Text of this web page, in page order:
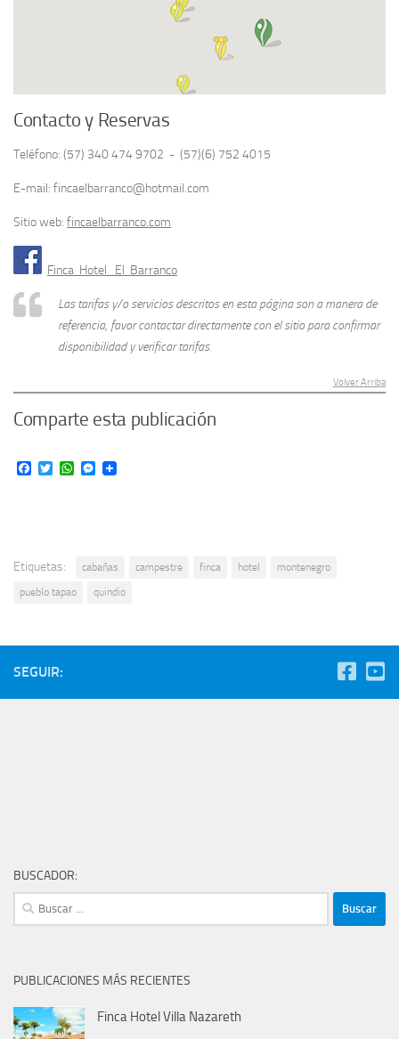
Contacto y Reservas
Teléfono: (57) 340 474 9702 - (57)(6) 752 4015
E-mail: fincaelbarranco@hotmail.com
Sitio web: fincaelbarranco.com
Finca Hotel El Barranco
Las tarifas y/o servicios descritos en esta página son a manera de
referencia, favor contactar directamente con el sitio para confirmar
disponibilidad y verificar tarifas.
Volver Arriba
Comparte esta publicación
Facebook
TwitterWhatsApp
Messenger
Etiquetas: cabañas campestre finca hotel
montenegro
pueblo tapao
quindio
SEGUIR:
BUSCADOR:
Buscar:
PUBLICACIONES MÁS RECIENTES
Finca Hotel Villa Nazareth